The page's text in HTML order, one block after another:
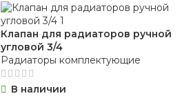
Клапан для радиаторов ручной
угловой 3/4
Радиаторы комплектующие
В наличии